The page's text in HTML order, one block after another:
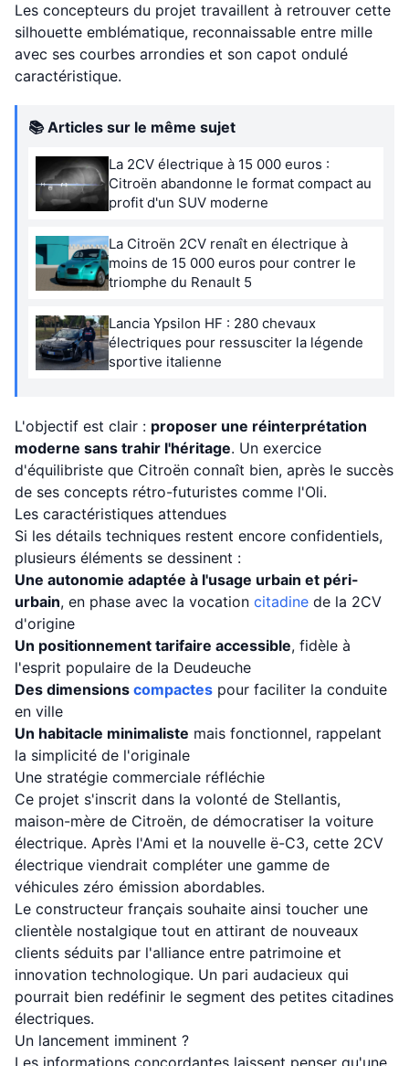
Les concepteurs du projet travaillent à retrouver cette
silhouette emblématique, reconnaissable entre mille
avec ses courbes arrondies et son capot ondulé
caractéristique.
📚 Articles sur le même sujet
La 2CV électrique à 15 000 euros :
Citroën abandonne le format compact au
profit d'un SUV moderne
La Citroën 2CV renaît en électrique à
moins de 15 000 euros pour contrer le
triomphe du Renault 5
Lancia Ypsilon HF : 280 chevaux
électriques pour ressusciter la légende
sportive italienne
L'objectif est clair : proposer une réinterprétation
moderne sans trahir l'héritage. Un exercice
d'équilibriste que Citroën connaît bien, après le succès
de ses concepts rétro-futuristes comme l'Oli.
Les caractéristiques attendues
Si les détails techniques restent encore confidentiels,
plusieurs éléments se dessinent :
Une autonomie adaptée à l'usage urbain et péri-
urbain, en phase avec la vocation citadine de la 2CV
d'origine
Un positionnement tarifaire accessible, fidèle à
l'esprit populaire de la Deudeuche
Des dimensions compactes pour faciliter la conduite
en ville
Un habitacle minimaliste mais fonctionnel, rappelant
la simplicité de l'originale
Une stratégie commerciale réfléchie
Ce projet s'inscrit dans la volonté de Stellantis,
maison-mère de Citroën, de démocratiser la voiture
électrique. Après l'Ami et la nouvelle ë-C3, cette 2CV
électrique viendrait compléter une gamme de
véhicules zéro émission abordables.
Le constructeur français souhaite ainsi toucher une
clientèle nostalgique tout en attirant de nouveaux
clients séduits par l'alliance entre patrimoine et
innovation technologique. Un pari audacieux qui
pourrait bien redéfinir le segment des petites citadines
électriques.
Un lancement imminent ?
Les informations concordantes laissent penser qu'une